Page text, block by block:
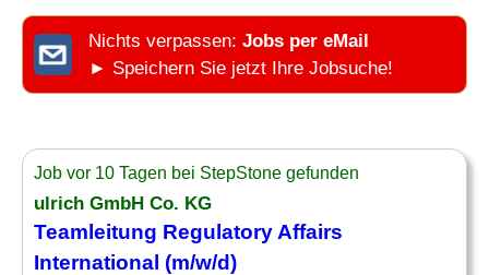
Nichts verpassen: Jobs per eMail
► Speichern Sie jetzt Ihre Jobsuche!
Job vor 10 Tagen bei StepStone gefunden
ulrich GmbH Co. KG
Teamleitung Regulatory Affairs
International (m/w/d)